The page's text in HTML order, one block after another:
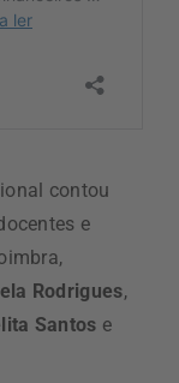
contou
e
Rodrigues,
Santos e